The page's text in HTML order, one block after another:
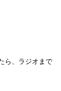
ら、ラジオまで